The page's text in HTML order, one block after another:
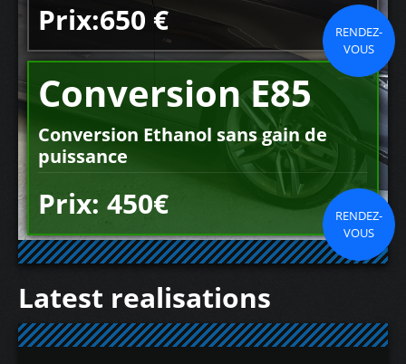
Prix:650 €
RENDEZ-
VOUS
Conversion E85
Conversion Ethanol sans gain de
puissance
Prix: 450€
RENDEZ-
VOUS
Latest realisations